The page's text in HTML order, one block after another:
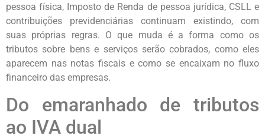
pessoa física, Imposto de Renda de pessoa jurídica, CSLL e
contribuições previdenciárias continuam existindo, com
suas próprias regras. O que muda é a forma como os
tributos sobre bens e serviços serão cobrados, como eles
aparecem nas notas fiscais e como se encaixam no fluxo
financeiro das empresas.
Do emaranhado de tributos
ao IVA dual